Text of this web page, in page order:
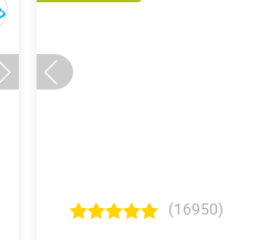
(16950)